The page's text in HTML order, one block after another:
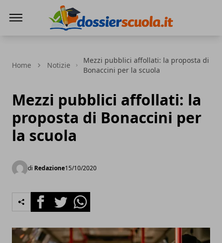
Home Notizie
Mezzi pubblici affollati: la proposta di
Bonaccini per la scuola
Mezzi pubblici affollati: la
proposta di Bonaccini per
la scuola
di Redazione15/10/2020
FacebookTwitterWhatsapp